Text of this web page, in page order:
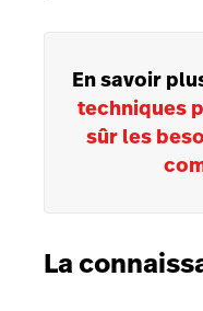
En savoir
techniques
sûr les
La